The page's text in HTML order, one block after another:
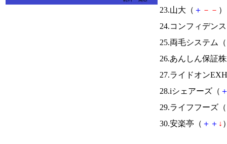
23.山大（ ＋ － －
24.コンフィデン
25.両毛システム（
26.あんしん保証
27.ライドオン
28.iシェアーズ（
29.ライフフーズ（
30.安楽亭（ ＋ ＋ ↓